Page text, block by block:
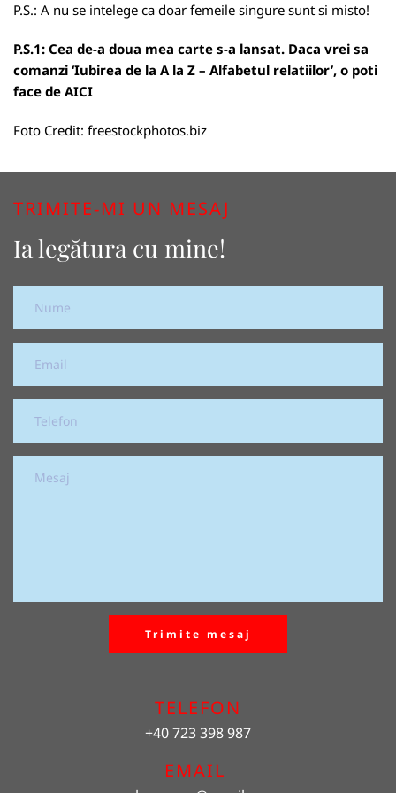
P.S.: A nu se intelege ca doar femeile singure sunt si misto!
P.S.1: Cea de-a doua mea carte s-a lansat. Daca vrei sa
comanzi ‘Iubirea de la A la Z – Alfabetul relatiilor’, o poti
face de AICI
Foto Credit: freestockphotos.biz
TRIMITE-MI UN MESAJ
Ia legătura cu mine!
Trimite mesaj
TELEFON
+40 723 398 987
EMAIL